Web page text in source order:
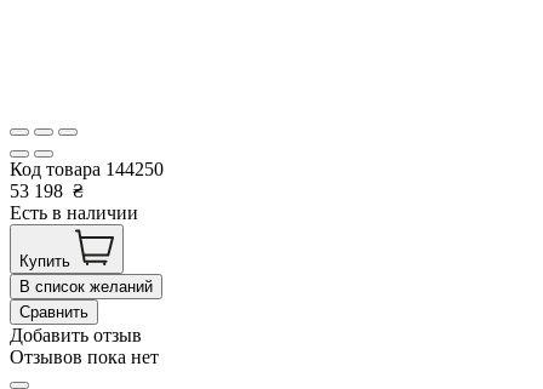
Код товара 144250
53 198 ₴
Есть в наличии
Купить
В список желаний
Сравнить
Добавить отзыв
Отзывов пока нет